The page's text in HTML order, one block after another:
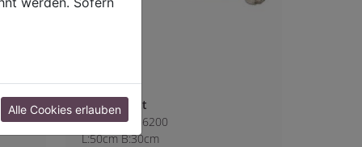
Kissen Blatt
Art.-Nr.: 1286200
L:50cm B:30cm
Alle Cookies erlauben